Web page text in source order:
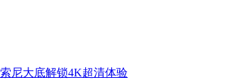
尼大底解锁4K超清体验